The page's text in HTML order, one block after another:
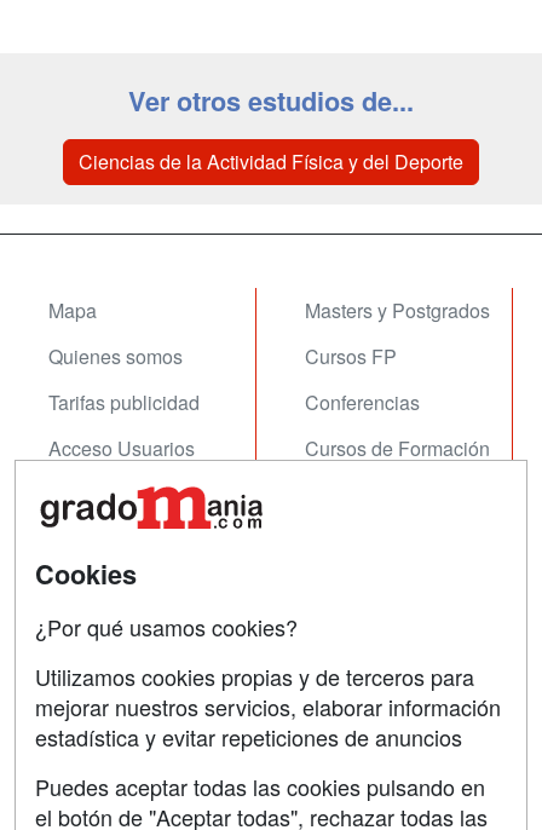
Ver otros estudios de...
Ciencias de la Actividad Física y del Deporte
Mapa
Quienes somos
Tarifas publicidad
Acceso Usuarios
Acceso Centros
Masters y Postgrados
Cursos FP
Conferencias
Cursos de Formación
Contactar
Copyleft
Cookies
¿Por qué usamos cookies?
Utilizamos cookies propias y de terceros para
mejorar nuestros servicios, elaborar información
estadística y evitar repeticiones de anuncios
Puedes aceptar todas las cookies pulsando en
el botón de "Aceptar todas", rechazar todas las